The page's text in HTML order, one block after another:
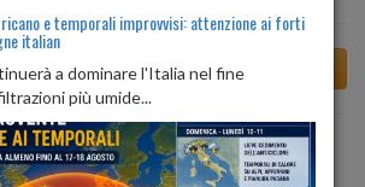
a Tarcento di domani
e temporali improvvisi: attenzione ai forti
italian
a dominare l'Italia nel fine
più umide...